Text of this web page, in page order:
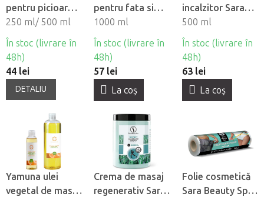
pentru picioare
si mâini Sara
Beauty Spa -
Gălbenele &
Miere
250 ml/ 500 ml
În stoc (livrare în
48h)
44 lei
DETALIU
pentru fata si
corp Sara Beauty
Spa - Basic
1000 ml
În stoc (livrare în
48h)
57 lei
La coş
incalzitor Sara
Beauty Spa -
Thermo
Scortisoara
500 ml
În stoc (livrare în
48h)
63 lei
La coş
Yamuna ulei
vegetal de masaj
Crema de masaj
regenerativ Sara
Folie cosmetică
Sara Beauty Spa